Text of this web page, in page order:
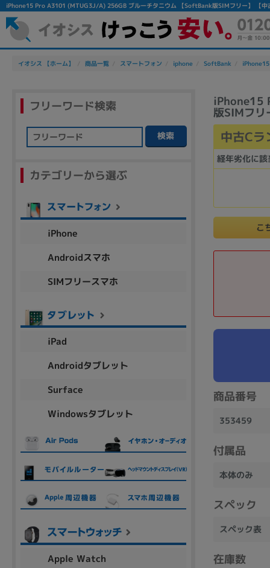
iPhone15 Pro A3101 (MTUG3J/A) 256GB ブルーチタニウム 【SoftBank版SIMフリー】 【中
イオシス 【ホーム】 商品一覧 スマートフォン iphone SoftBank
iPhone15
版SIMフリ
中古Cラ
経年劣化に該
こ
商品番号
353459
付属品
本体のみ
スペック
スペック表
在庫数
フリーワード検索
検索
カテゴリーから選ぶ
iPhone
Androidスマホ
SIMフリースマホ
iPad
Androidタブレット
Surface
Windowsタブレット
Apple Watch
除外ワード
人気の検索ワード：Let's note EliteBook
商品シリーズ名・ブランド名の絞り込み。
aspire Inspiron
商品の搭載機能による絞り込み
Webカメラ内蔵
ランク
商品状態の絞り込み
新品/未使用 中古 新品 Aランク Bラ